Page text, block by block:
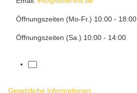
Öffnungszeiten (Mo-Fr.) 10:00 - 18:00
Öffnungszeiten (Sa.) 10:00 - 14:00
facebook
Gesetzliche Informationen